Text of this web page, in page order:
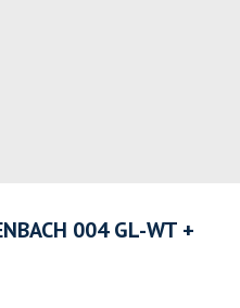
004 GL-WT +